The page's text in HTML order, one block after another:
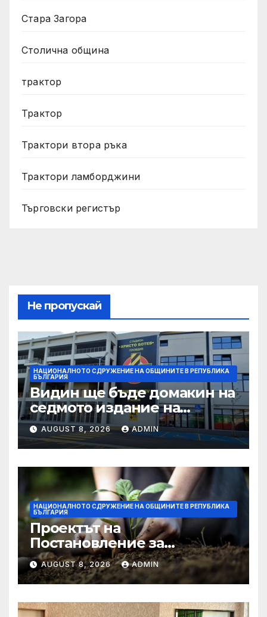
Стара Загора
Столична община
трактор
Трактор
Трактори втора ръка
Трактори ламборджини
Търговски регистър
Не пропускай
НАЦИОНАЛНОТО СДРУЖЕНИЕ НА ОБЩИНИТЕ В РЕПУБЛИКА
БЪЛГАРИЯ
Видин ще бъде домакин на
седмото издание на
Международния
фолклорен фестивал
„Синия Дунав“
AUGUST 8, 2026 ADMIN
НАЦИОНАЛНОТО СДРУЖЕНИЕ НА ОБЩИНИТЕ В РЕПУБЛИКА
БЪЛГАРИЯ
Проектът на
Постановление за
изпълнението на
държавния бюджет за 2026
г. е публикуван за
обществено обсъждане
AUGUST 8, 2026 ADMIN